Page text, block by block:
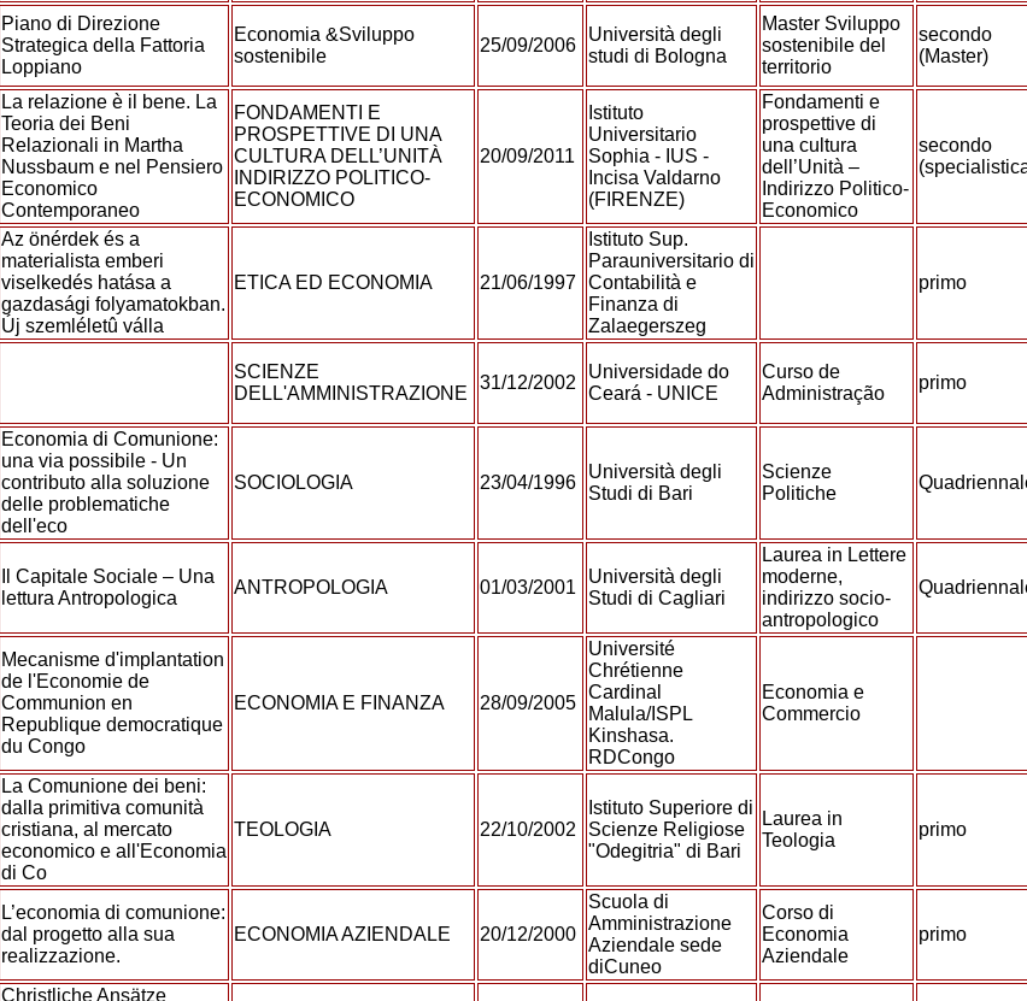
Piano di Direzione
Strategica della Fattoria
Loppiano
Economia &Sviluppo
sostenibile
25/09/2006
Università degli
studi di Bologna
Master Sviluppo
sostenibile del
territorio
secondo
(Master)
La relazione è il bene. La
Teoria dei Beni
Relazionali in Martha
Nussbaum e nel Pensiero
Economico
Contemporaneo
FONDAMENTI E
PROSPETTIVE DI UNA
CULTURA DELL’UNITÀ
INDIRIZZO POLITICO-
ECONOMICO
20/09/2011
Istituto
Universitario
Sophia - IUS -
Incisa Valdarno
(FIRENZE)
Fondamenti e
prospettive di
una cultura
dell’Unità –
Indirizzo Politico-
Economico
secondo
Az önérdek és a
materialista emberi
viselkedés hatása a
gazdasági folyamatokban.
Új szemléletû válla
ETICA ED ECONOMIA 21/06/1997
Istituto Sup.
Parauniversitario di
Contabilità e
Finanza di
Zalaegerszeg
primo
SCIENZE
DELL'AMMINISTRAZIONE
31/12/2002
Universidade do
Ceará - UNICE
Curso de
Administração
primo
Economia di Comunione:
una via possibile - Un
contributo alla soluzione
delle problematiche
dell'eco
SOCIOLOGIA 23/04/1996
Università degli
Studi di Bari
Scienze
Politiche
Il Capitale Sociale – Una
lettura Antropologica
ANTROPOLOGIA 01/03/2001
Università degli
Studi di Cagliari
Laurea in Lettere
moderne,
indirizzo socio-
antropologico
Mecanisme d'implantation
de l'Economie de
Communion en
Republique democratique
du Congo
ECONOMIA E FINANZA 28/09/2005
Université
Chrétienne
Cardinal
Malula/ISPL
Kinshasa.
RDCongo
Economia e
Commercio
La Comunione dei beni:
dalla primitiva comunità
cristiana, al mercato
economico e all'Economia
di Co
TEOLOGIA 22/10/2002
Istituto Superiore di
Scienze Religiose
"Odegitria" di Bari
Laurea in
Teologia
primo
L’economia di comunione:
dal progetto alla sua
realizzazione.
ECONOMIA AZIENDALE 20/12/2000
Scuola di
Amministrazione
Aziendale sede
diCuneo
Corso di
Economia
Aziendale
primo
Christliche Ansätze